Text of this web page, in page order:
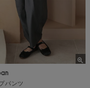
パンツ